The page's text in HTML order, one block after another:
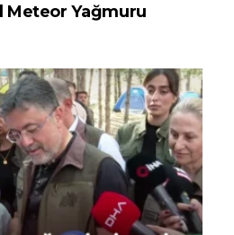
Meteor Yağmuru